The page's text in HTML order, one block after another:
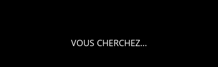
VOUS CHERCHEZ…